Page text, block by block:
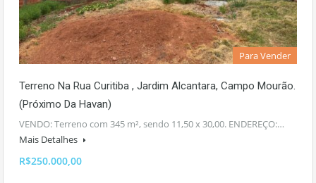
Para Vender
Terreno Na Rua Curitiba , Jardim Alcantara, Campo Mourão.
(próximo Da Havan)
VENDO: Terreno com 345 m², sendo 11,50 x 30,00. ENDEREÇO:…
Mais Detalhes
R$250.000,00